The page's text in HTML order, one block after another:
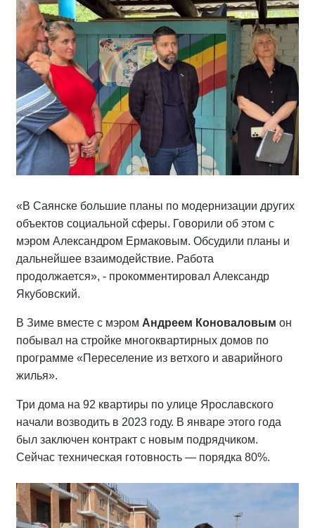
«В Саянске большие планы по модернизации других
объектов социальной сферы. Говорили об этом с
мэром Александром Ермаковым. Обсудили планы и
дальнейшее взаимодействие. Работа
продолжается», - прокомментировал Александр
Якубовский.
В Зиме вместе с мэром Андреем Коноваловым он
побывал на стройке многоквартирных домов по
программе «Переселение из ветхого и аварийного
жилья».
Три дома на 92 квартиры по улице Ярославского
начали возводить в 2023 году. В январе этого года
был заключен контракт с новым подрядчиком.
Сейчас техническая готовность — порядка 80%.